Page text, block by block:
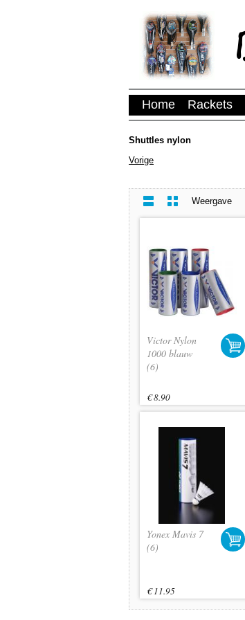
Home Rackets
Shuttles nylon
Vorige
Weergave
Victor Nylon
1000 blauw
(6)
€ 8.90
Yonex Mavis 7
(6)
€ 11.95